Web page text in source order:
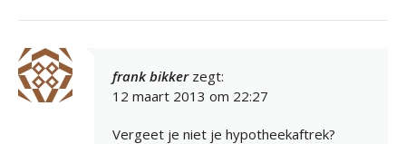
frank bikker zegt:
12 maart 2013 om 22:27
Vergeet je niet je hypotheekaftrek?